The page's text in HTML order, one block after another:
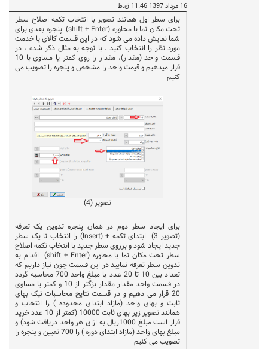
16 مرداد 1397 11:46 ق.ظ
برای سطر اول همانند تصویر با انتخاب تکمه اصلاح سطر
تحت مکان نما با محاوره (shift + Enter
) پنجره بعدی برای
شما نمایش داده می شود که در این قسمت کالای یا خدمت
مورد نظر را انتخاب کنید . با توجه به مثال ذکر شده ، در
قسمت واحد (مقدار)، مقدار را روی کمتر یا مساوی با 10
قرار میدهیم و قیمت واحد را مشخص و پنجره را تصویب می
کنیم
تصویر (4)
برای ایجاد سطر دوم در همان پنجره تدوین یک تعرفه
(تصویر 3)
ابتدای تکمه + (Insert) را انتخاب تا یک سطر
جدید ایجاد شود و برروی سطر جدید با انتخاب تکمه اصلاح
سطر تحت مکان نما با محاوره (shift + Enter
) اقدام به
تدوین سطر تعرفه نمایید در این قسمت چون نیاز داریم که
تعداد بین 10 تا 20 عدد با مبلغ واحد 700 محاسبه گردد
در قسمت واحد مقدار مقدار بزگتر از 10 و کمتر یا مساوی
20 قرار می دهیم و در قسمت نتایج محاسبات تیک بهای
ثابت و بهای واحد (مازاد ابتدای محدوده ) را انتخاب و
همانند تصویر زیر بهای ثابت 10000 (کمتر از 10 عدد خرید
قرار است مبلغ 1000ریال به ازای هر واحد دریافت شود) و
مبلغ بهای واحد (مازاد ابتدای دوره ) را 700 تعیین و پنجره را
تصویب می کنیم